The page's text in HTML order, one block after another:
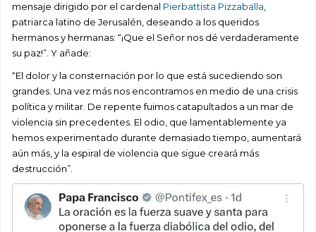
mensaje dirigido por el cardenal Pierbattista Pizzaballa
patriarca latino de Jerusalén, deseando a los queridos
hermanos y hermanas: “¡Que el Señor nos dé verdaderamente
su paz!”. Y añade:
“El dolor y la consternación por lo que está sucediendo son
grandes. Una vez más nos encontramos en medio de una crisis
política y militar. De repente fuimos catapultados a un mar de
violencia sin precedentes. El odio, que lamentablemente ya
hemos experimentado durante demasiado tiempo, aumentará
aún más, y la espiral de violencia que sigue creará más
destrucción”.